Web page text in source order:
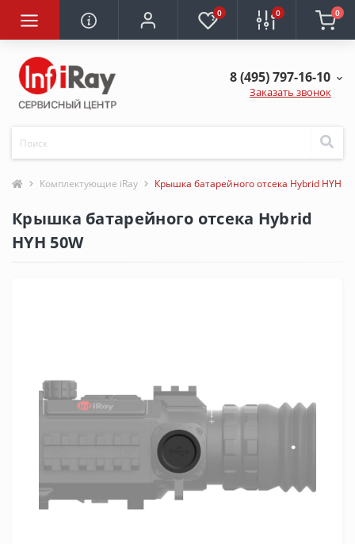
0 0 0
8 (495) 797-16-10
Заказать звонок
Комплектующие iRay Крышка батарейного отсека Hybrid HYH
Крышка батарейного отсека Hybrid
HYH 50W